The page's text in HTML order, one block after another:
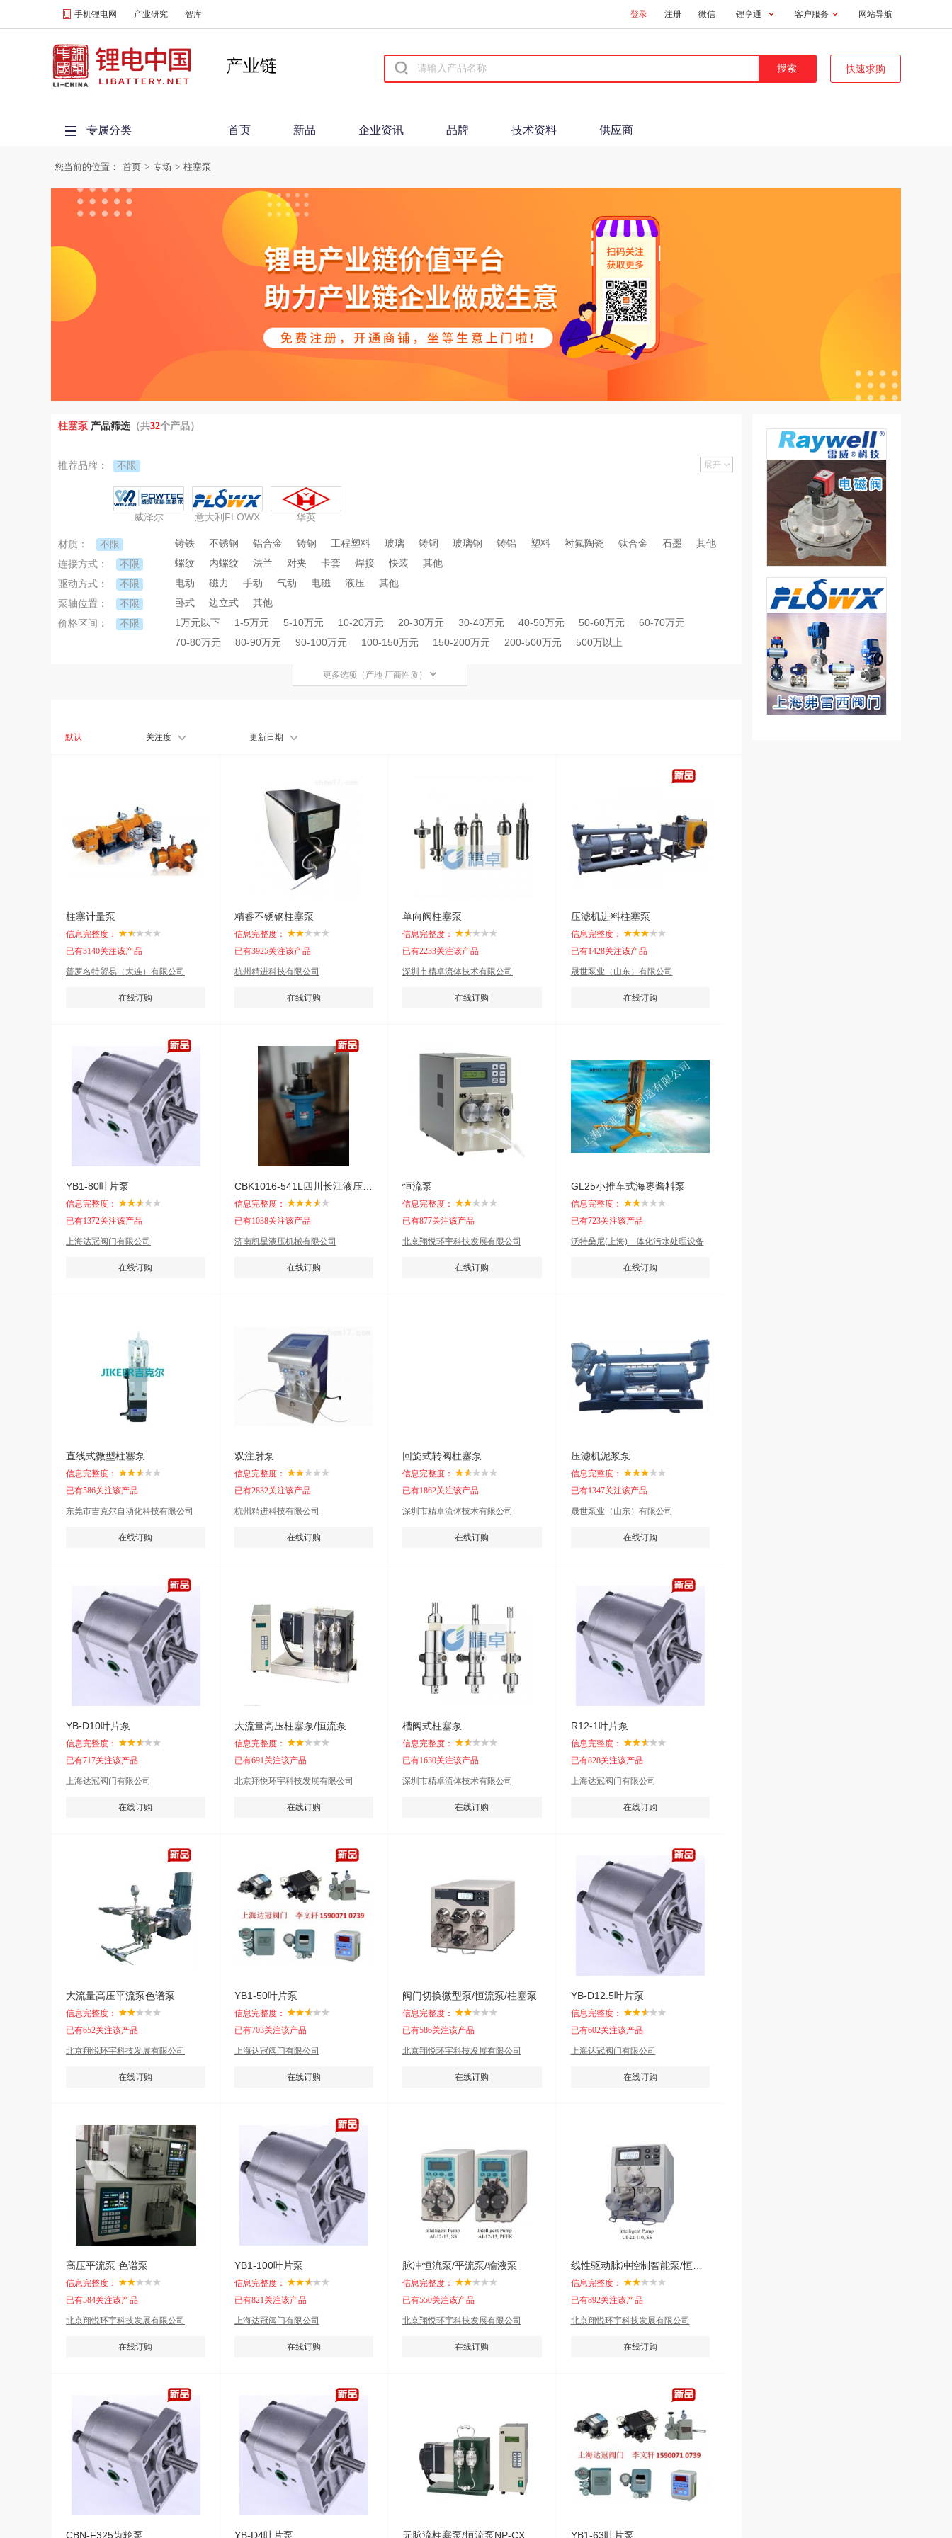
手机锂电网 产业研究 智库 登录 注册 微信 锂享通 客户服务 网站导航
产业链 快速求购
专属分类 首页 新品 企业资讯 品牌 技术资料 供应商
您当前的位置： 首页 > 专场 > 柱塞泵
柱塞泵 产品筛选（共32个产品）
推荐品牌： 不限 展开
威泽尔 意大利FLOWX 华英
材质： 不限 铸铁 不锈钢 铝合金 铸钢 工程塑料 玻璃 铸铜 玻璃钢 铸铝 塑料 衬氟陶瓷 钛合金 石墨 其他
连接方式： 不限 螺纹 内螺纹 法兰 对夹 卡套 焊接 快装 其他
驱动方式： 不限 电动 磁力 手动 气动 电磁 液压 其他
泵轴位置： 不限 卧式 边立式 其他
价格区间： 不限 1万元以下 1-5万元 5-10万元 10-20万元 20-30万元 30-40万元 40-50万元 50-60万元
60-70万元
70-80万元
80-90万元 90-100万元 100-150万元 150-200万元 200-500万元 500万以上
更多选项（产地 厂商性质）
默认 关注度 更新日期
柱塞计量泵
信息完整度：
已有3140关注该产品
普罗名特贸易（大连）有限公司
在线订购
精睿不锈钢柱塞泵
信息完整度：
已有3925关注该产品
杭州精进科技有限公司
在线订购
单向阀柱塞泵
信息完整度：
已有2233关注该产品
深圳市精卓流体技术有限公司
在线订购
压滤机进料柱塞泵
信息完整度：
已有1428关注该产品
晟世泵业（山东）有限公司
在线订购
YB1-80叶片泵
信息完整度：
已有1372关注该产品
上海达冠阀门有限公司
在线订购
CBK1016-541L四川长江液压齿轮泵
信息完整度：
已有1038关注该产品
济南凯星液压机械有限公司
在线订购
恒流泵
信息完整度：
已有877关注该产品
北京翔悦环宇科技发展有限公司
在线订购
GL25小推车式海枣酱料泵
信息完整度：
已有723关注该产品
沃特桑尼(上海)一体化污水处理设备
在线订购
直线式微型柱塞泵
信息完整度：
已有586关注该产品
东莞市吉克尔自动化科技有限公司
在线订购
双注射泵
信息完整度：
已有2832关注该产品
杭州精进科技有限公司
在线订购
回旋式转阀柱塞泵
信息完整度：
已有1862关注该产品
深圳市精卓流体技术有限公司
在线订购
压滤机泥浆泵
信息完整度：
已有1347关注该产品
晟世泵业（山东）有限公司
在线订购
YB-D10叶片泵
信息完整度：
已有717关注该产品
上海达冠阀门有限公司
在线订购
大流量高压柱塞泵/恒流泵
信息完整度：
已有691关注该产品
北京翔悦环宇科技发展有限公司
在线订购
槽阀式柱塞泵
信息完整度：
已有1630关注该产品
深圳市精卓流体技术有限公司
在线订购
R12-1叶片泵
信息完整度：
已有828关注该产品
上海达冠阀门有限公司
在线订购
大流量高压平流泵色谱泵
信息完整度：
已有652关注该产品
北京翔悦环宇科技发展有限公司
在线订购
YB1-50叶片泵
信息完整度：
已有703关注该产品
上海达冠阀门有限公司
在线订购
阀门切换微型泵/恒流泵/柱塞泵
信息完整度：
已有586关注该产品
北京翔悦环宇科技发展有限公司
在线订购
YB-D12.5叶片泵
信息完整度：
已有602关注该产品
上海达冠阀门有限公司
在线订购
高压平流泵 色谱泵
信息完整度：
已有584关注该产品
北京翔悦环宇科技发展有限公司
在线订购
YB1-100叶片泵
信息完整度：
已有821关注该产品
上海达冠阀门有限公司
在线订购
脉冲恒流泵/平流泵/输液泵
信息完整度：
已有550关注该产品
北京翔悦环宇科技发展有限公司
在线订购
信息完整度：
已有892关注该产品
北京翔悦环宇科技发展有限公司
在线订购
CBN-F325齿轮泵 YB-D4叶片泵 YB1-63叶片泵